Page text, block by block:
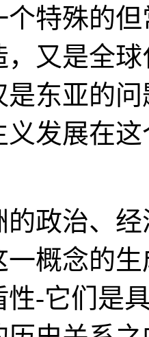
个特殊的
，又是全
是东亚的
义发展在
的政治、
一概念的
性-它们是